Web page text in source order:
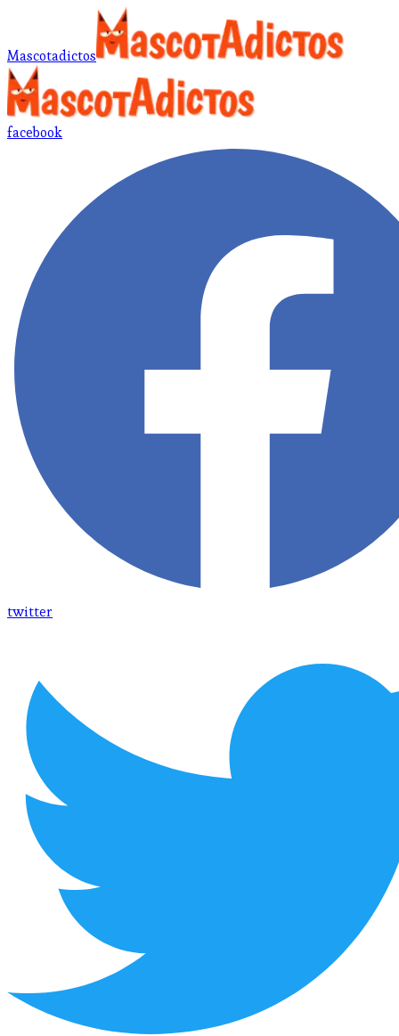
Mascotadictos
facebook
twitter